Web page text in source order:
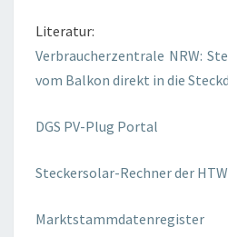
Literatur:
Verbraucherzentrale NRW:
vom Balkon direkt in die
DGS PV-Plug Portal
Steckersolar-Rechner der
Marktstammdatenregister